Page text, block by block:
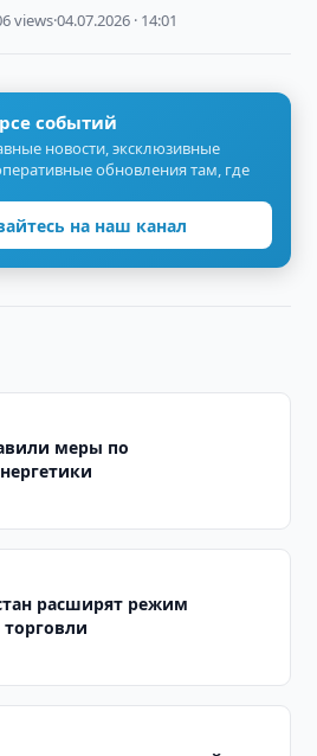
views·04.07.2026 · 14:01
событий
новости, эксклюзивные
обновления там, где
на наш канал
меры по
расширят режим